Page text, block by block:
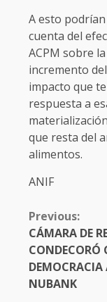
A esto
cuenta del
ACPM sobre
incremento
impacto que
respuesta a
que resta del
alimentos.
ANIF
CONTINUE
READING
Previous:
CÁMARA DE
CONDECORÓ
DEMOCRACIA
NUBANK